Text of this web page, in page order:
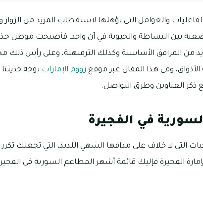
والعوامل التي تؤهلها لاستقطاب المزيد من
بين البساطة والحيوية في آن واحد، فأصبحت موطن
من المرافق الأساسية وكذلك الترفيهية، وعلى رأس
الأذواق، وفي هذا المقال عبر موقعزووم الإمارات نوجه
ذكر العناوين وطرق التواصل.
في الفجيرة
التي لا خلاف على مذاقها الشهي اللذيذ، التي تجعلك
الفجيرة فإليك قائمة أشهر المطاعم السورية في